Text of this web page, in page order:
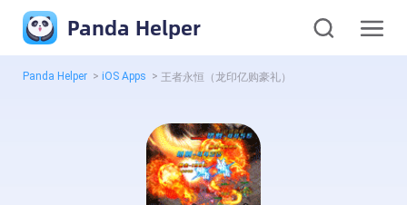
Panda Helper
Panda Helper > iOS Apps > 王者永恒（龙印亿购豪礼）